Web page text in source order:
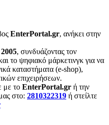
EnterPortal.gr, ανήκει στην
2005, συνδυάζοντας τον
το ψηφιακό μάρκετινγκ για να
καταστήματα (e-shop),
επιχειρήσεων.
με το EnterPortal.gr ή την
στο: 2810322319 ή στείλτε